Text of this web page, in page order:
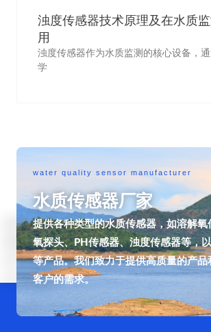
浊度传感器技术原理及在水质
用
浊度传感器作为水质监测的核心设备，
学
water quality sensor manufacturer
水质传感器厂家
提供各种类型的水质传感器，如溶解氧
氧探头、PH传感器、浊度传感器等，
等产品。我们致力于提供高质量的产品
客户的需求。